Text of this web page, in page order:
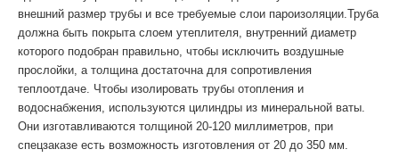
внешний размер трубы и все требуемые слои пароизоляции.Труба
должна быть покрыта слоем утеплителя, внутренний диаметр
которого подобран правильно, чтобы исключить воздушные
прослойки, а толщина достаточна для сопротивления
теплоотдаче. Чтобы изолировать трубы отопления и
водоснабжения, используются цилиндры из минеральной ваты.
Они изготавливаются толщиной 20-120 миллиметров, при
спецзаказе есть возможность изготовления от 20 до 350 мм.